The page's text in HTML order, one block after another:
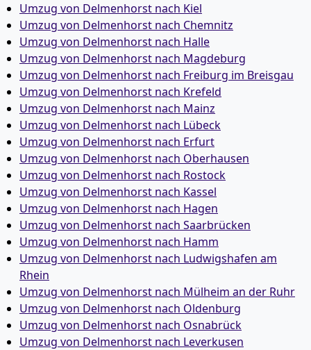
Umzug von Delmenhorst nach Kiel
Umzug von Delmenhorst nach Chemnitz
Umzug von Delmenhorst nach Halle
Umzug von Delmenhorst nach Magdeburg
Umzug von Delmenhorst nach Freiburg im Breisgau
Umzug von Delmenhorst nach Krefeld
Umzug von Delmenhorst nach Mainz
Umzug von Delmenhorst nach Lübeck
Umzug von Delmenhorst nach Erfurt
Umzug von Delmenhorst nach Oberhausen
Umzug von Delmenhorst nach Rostock
Umzug von Delmenhorst nach Kassel
Umzug von Delmenhorst nach Hagen
Umzug von Delmenhorst nach Saarbrücken
Umzug von Delmenhorst nach Hamm
Umzug von Delmenhorst nach Ludwigshafen am
Rhein
Umzug von Delmenhorst nach Mülheim an der Ruhr
Umzug von Delmenhorst nach Oldenburg
Umzug von Delmenhorst nach Osnabrück
Umzug von Delmenhorst nach Leverkusen